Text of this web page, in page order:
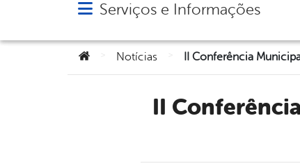
Abrir menu principal de navegação
Serviços e Informações
Você está aqui:
Notícias
II Conferência Municipal de Defesa dos Direitos das Pessoas